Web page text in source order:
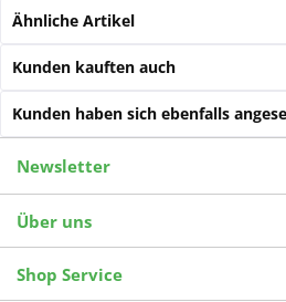
Ähnliche Artikel
Kunden kauften auch
Kunden haben sich ebenfalls
Newsletter
Über uns
Shop Service